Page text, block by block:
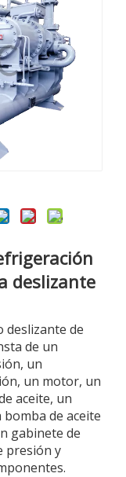
deslizante
deslizante de
de un
un
un motor, un
aceite, un
de aceite
gabinete de
presión y